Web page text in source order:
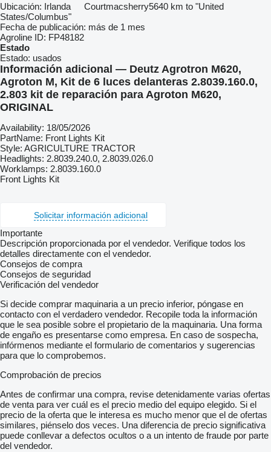
Ubicación: Irlanda Courtmacsherry5640 km to "United
States/Columbus"
Fecha de publicación: más de 1 mes
Agroline ID: FP48182
Estado
Estado: usados
Información adicional — Deutz Agrotron M620,
Agroton M, Kit de 6 luces delanteras 2.8039.160.0,
2.803 kit de reparación para Agroton M620,
ORIGINAL
Availability: 18/05/2026
PartName: Front Lights Kit
Style: AGRICULTURE TRACTOR
Headlights: 2.8039.240.0, 2.8039.026.0
Worklamps: 2.8039.160.0
Front Lights Kit
Solicitar información adicional
Importante
Descripción proporcionada por el vendedor. Verifique todos los
detalles directamente con el vendedor.
Consejos de compra
Consejos de seguridad
Verificación del vendedor
Si decide comprar maquinaria a un precio inferior, póngase en
contacto con el verdadero vendedor. Recopile toda la información
que le sea posible sobre el propietario de la maquinaria. Una forma
de engaño es presentarse como empresa. En caso de sospecha,
infórmenos mediante el formulario de comentarios y sugerencias
para que lo comprobemos.
Comprobación de precios
Antes de confirmar una compra, revise detenidamente varias ofertas
de venta para ver cuál es el precio medio del equipo elegido. Si el
precio de la oferta que le interesa es mucho menor que el de ofertas
similares, piénselo dos veces. Una diferencia de precio significativa
puede conllevar a defectos ocultos o a un intento de fraude por parte
del vendedor.